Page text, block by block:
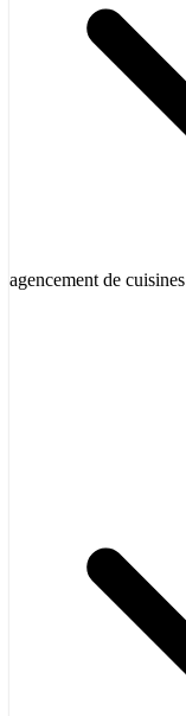
agencement de cuisines